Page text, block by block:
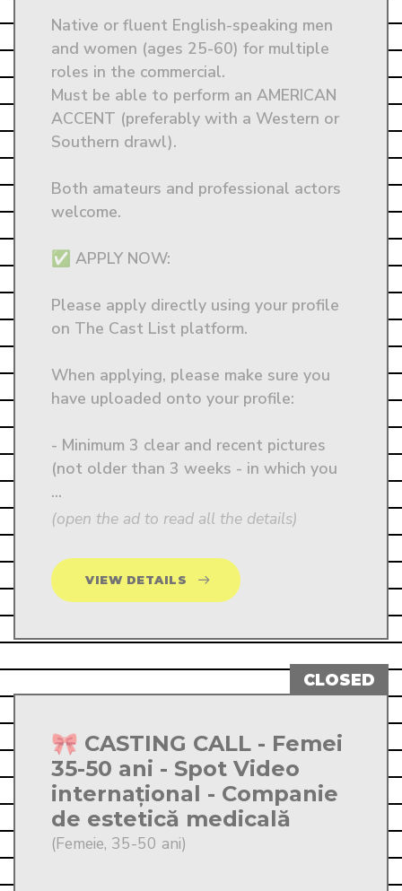
Native or fluent English-speaking men
and women (ages 25-60) for multiple
roles in the commercial.
Must be able to perform an AMERICAN
ACCENT (preferably with a Western or
Southern drawl).
Both amateurs and professional actors
welcome.
✅ APPLY NOW:
Please apply directly using your profile
on The Cast List platform.
When applying, please make sure you
have uploaded onto your profile:
- Minimum 3 clear and recent pictures
(not older than 3 weeks - in which you
...
(open the ad to read all the details)
VIEW DETAILS
🎀 CASTING CALL - Femei
35-50 ani - Spot Video
internațional - Companie
de estetică medicală
(Femeie, 35-50 ani)